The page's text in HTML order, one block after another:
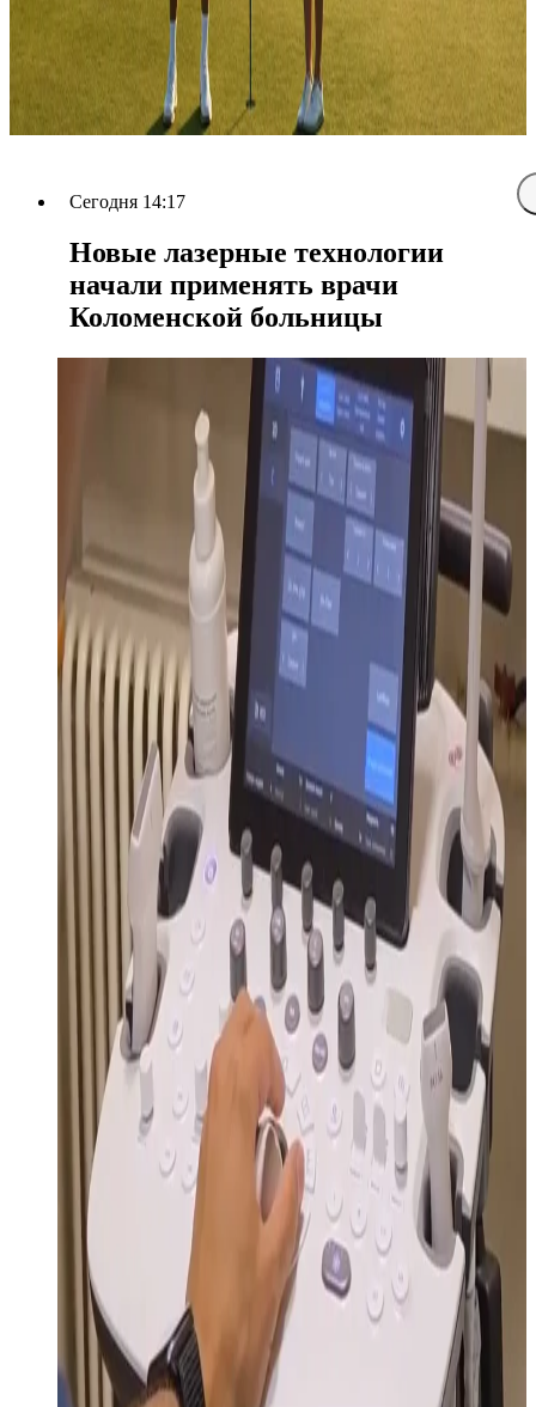
Сегодня 14:17
Новые лазерные технологии
начали применять врачи
Коломенской больницы